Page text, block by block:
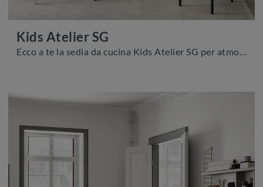
Kids Atelier SG
Ecco a te la sedia da cucina Kids Atelier SG per atmosfere moderne, tra le più belle Sedie sgabelli di Zamagna.